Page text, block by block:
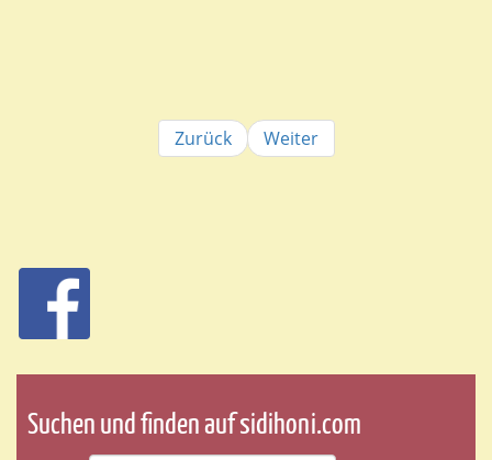
Zurück Weiter
Suchen und finden auf sidihoni.com